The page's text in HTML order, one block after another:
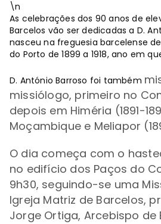
\n
As celebrações dos 90 anos de
Barcelos vão ser dedicadas a D.
nasceu na freguesia barcelense
do Porto de 1899 a 1918, ano em
D. António Barroso foi também
missiólogo, primeiro no
depois em Himéria (1891-
Moçambique e Meliapor
O dia começa com o
no edifício dos Paços do
9h30, seguindo-se uma
Igreja Matriz de Barcelos,
Jorge Ortiga, Arcebispo de